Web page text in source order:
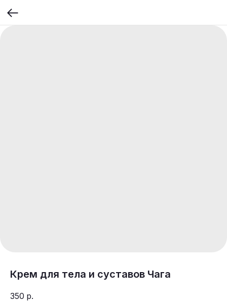
Крем для тела и суставов Чага
350 р.